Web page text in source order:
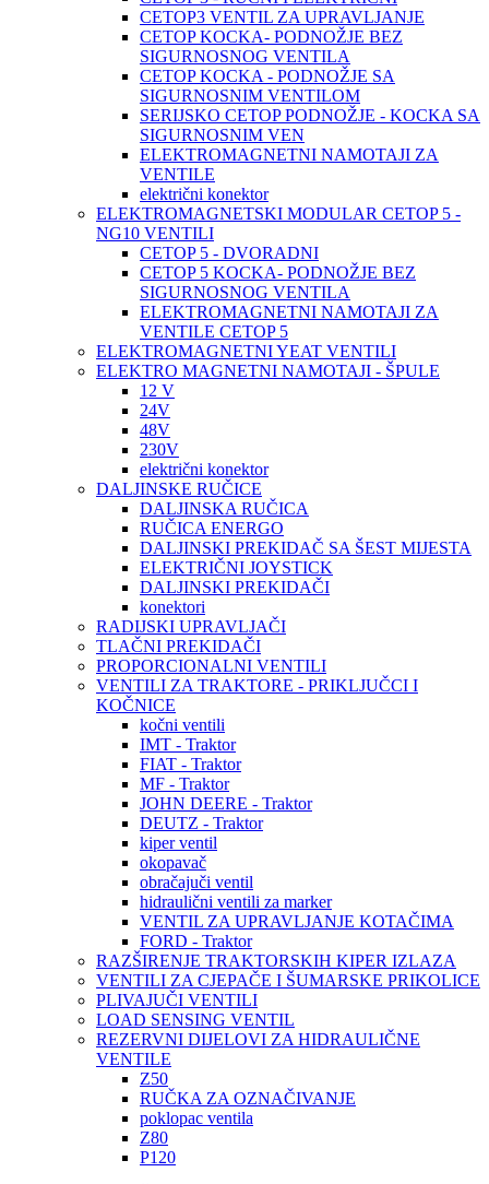
CETOP3 VENTIL ZA UPRAVLJANJE
CETOP KOCKA- PODNOŽJE BEZ
SIGURNOSNOG VENTILA
CETOP KOCKA - PODNOŽJE SA
SIGURNOSNIM VENTILOM
SERIJSKO CETOP PODNOŽJE - KOCKA SA
SIGURNOSNIM VEN
ELEKTROMAGNETNI NAMOTAJI ZA
VENTILE
električni konektor
ELEKTROMAGNETSKI MODULAR CETOP 5 -
NG10 VENTILI
CETOP 5 - DVORADNI
CETOP 5 KOCKA- PODNOŽJE BEZ
SIGURNOSNOG VENTILA
ELEKTROMAGNETNI NAMOTAJI ZA
VENTILE CETOP 5
ELEKTROMAGNETNI YEAT VENTILI
ELEKTRO MAGNETNI NAMOTAJI - ŠPULE
12 V
24V
48V
230V
električni konektor
DALJINSKE RUČICE
DALJINSKA RUČICA
RUČICA ENERGO
DALJINSKI PREKIDAČ SA ŠEST MIJESTA
ELEKTRIČNI JOYSTICK
DALJINSKI PREKIDAČI
konektori
RADIJSKI UPRAVLJAČI
TLAČNI PREKIDAČI
PROPORCIONALNI VENTILI
VENTILI ZA TRAKTORE - PRIKLJUČCI I
KOČNICE
kočni ventili
IMT - Traktor
FIAT - Traktor
MF - Traktor
JOHN DEERE - Traktor
DEUTZ - Traktor
kiper ventil
okopavač
obračajuči ventil
hidraulični ventili za marker
VENTIL ZA UPRAVLJANJE KOTAČIMA
FORD - Traktor
RAZŠIRENJE TRAKTORSKIH KIPER IZLAZA
VENTILI ZA CJEPAČE I ŠUMARSKE PRIKOLICE
PLIVAJUČI VENTILI
LOAD SENSING VENTIL
REZERVNI DIJELOVI ZA HIDRAULIČNE
VENTILE
Z50
RUČKA ZA OZNAČIVANJE
poklopac ventila
Z80
P120